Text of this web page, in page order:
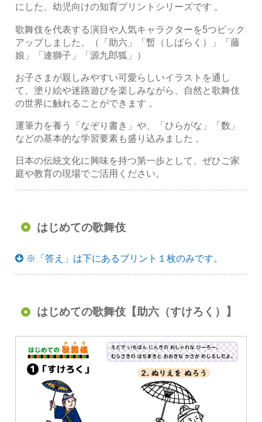
にした、幼児向けの知育プリントシリーズです 。
歌舞伎を代表する演目や人気キャラクターを5つピック
アップしました。（「助六」「暫（しばらく）」「藤
娘」「連獅子」「源九郎狐」）
お子さまが親しみやすい可愛らしいイラストを通し
て、塗り絵や迷路遊びを楽しみながら、自然と歌舞伎
の世界に触れることができます 。
運筆力を養う「なぞり書き」や、「ひらがな」「数」
などの基本的な学習要素も盛り込みました 。
日本の伝統文化に興味を持つ第一歩として、ぜひご家
庭や教育の現場でご活用ください。
はじめての歌舞伎
※「答え」は下にあるプリント１枚のみです。
はじめての歌舞伎【助六（すけろく）】